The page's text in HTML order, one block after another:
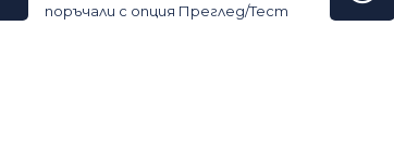
поръчали с опция Преглед/Тест